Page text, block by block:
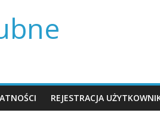
REJESTRACJA